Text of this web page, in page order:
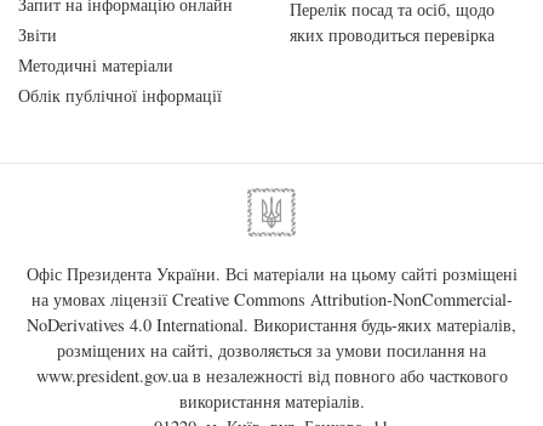
Звіти
Методичні матеріали
Облік публічної інформації
Перелік посад та осіб, щодо
яких проводиться перевірка
Офіс Президента України. Всі матеріали на цьому сайті розміщені
на умовах ліцензії Creative Commons Attribution-NonCommercial-
NoDerivatives 4.0 International. Використання будь-яких матеріалів,
розміщених на сайті, дозволяється за умови посилання на
www.president.gov.uaв незалежності від повного або часткового
використання матеріалів.